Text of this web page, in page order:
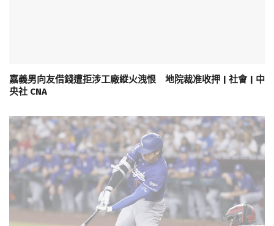
嘉義男向友借錢遭拒涉工廠縱火洩恨 地院裁准收押 | 社會 | 中
央社 CNA